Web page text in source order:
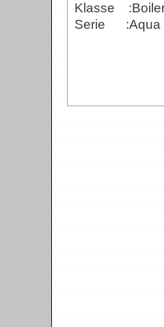
Klasse
Serie :Aqua